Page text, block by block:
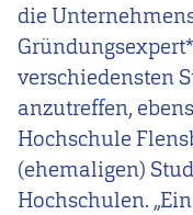
die
verschiedensten
anzutreffen,
Hochschule
(ehemaligen)
Hochschulen.